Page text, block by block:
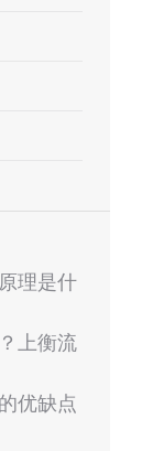
理是什
上衡流
优缺点